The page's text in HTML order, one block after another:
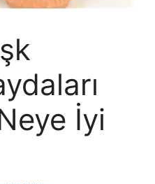
İyi